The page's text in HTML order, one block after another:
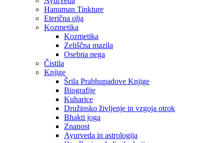
Hanuman Tinkture
Eterična olja
Kozmetika
Kozmetika
Zeliščna mazila
Osebna nega
Čistila
Knjige
Šrila Prabhupadove Knjige
Biografije
Kuharice
Družinsko življenje in vzgoja otrok
Bhakti joga
Znanost
Ayurveda in astrologija